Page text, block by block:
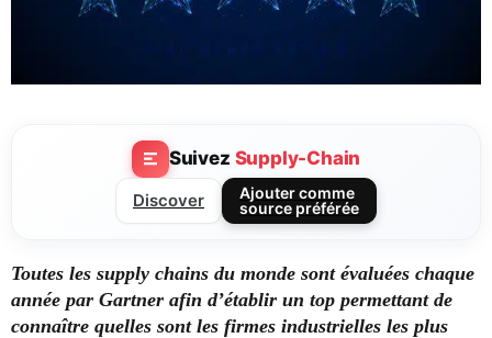
Suivez Supply-Chain
Discover
Ajouter comme
source préférée
Toutes les supply chains du monde sont évaluées chaque
année par Gartner afin d’établir un top permettant de
connaître quelles sont les firmes industrielles les plus